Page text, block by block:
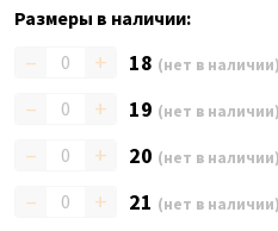
Размеры в наличии:
– + 18 (нет в наличии)
– + 19 (нет в наличии)
– + 20 (нет в наличии)
– + 21 (нет в наличии)